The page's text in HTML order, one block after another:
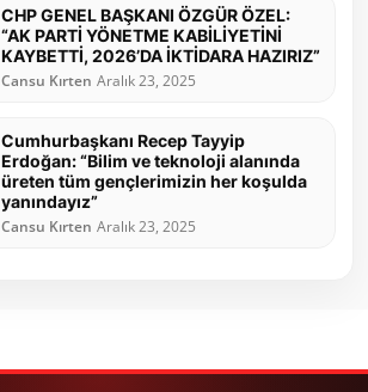
CHP GENEL BAŞKANI ÖZGÜR ÖZEL:
“AK PARTİ YÖNETME KABİLİYETİNİ
KAYBETTİ, 2026’DA İKTİDARA HAZIRIZ”
Cansu Kırten Aralık 23, 2025
Cumhurbaşkanı Recep Tayyip
Erdoğan: “Bilim ve teknoloji alanında
üreten tüm gençlerimizin her koşulda
yanındayız”
Cansu Kırten Aralık 23, 2025